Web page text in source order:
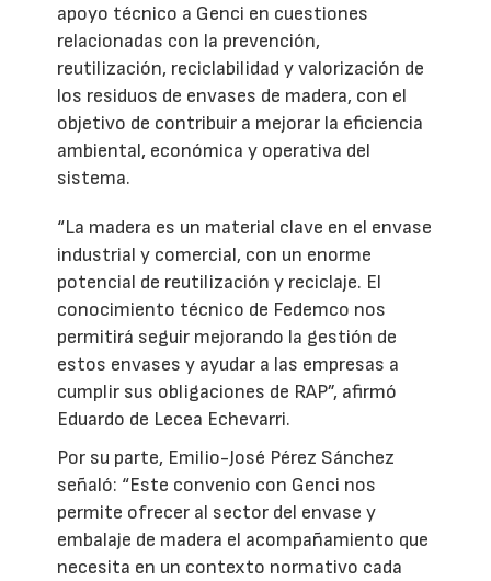
apoyo técnico a Genci en cuestiones
relacionadas con la prevención,
reutilización, reciclabilidad y valorización de
los residuos de envases de madera, con el
objetivo de contribuir a mejorar la eficiencia
ambiental, económica y operativa del
sistema.
“La madera es un material clave en el envase
industrial y comercial, con un enorme
potencial de reutilización y reciclaje. El
conocimiento técnico de Fedemco nos
permitirá seguir mejorando la gestión de
estos envases y ayudar a las empresas a
cumplir sus obligaciones de RAP”, afirmó
Eduardo de Lecea Echevarri.
Por su parte, Emilio-José Pérez Sánchez
señaló: “Este convenio con Genci nos
permite ofrecer al sector del envase y
embalaje de madera el acompañamiento que
necesita en un contexto normativo cada